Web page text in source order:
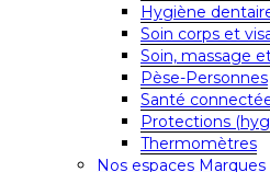
Hygiène
Soin corps et
Soin, massage
Pèse-Personnes
Santé
Protections
Thermomètres
Nos espaces Marques